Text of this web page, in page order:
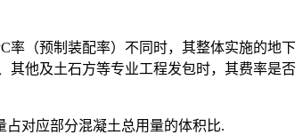
率（预制装配率）不同时，其整体实施的地下
其他及土石方等专业工程发包时，其费率是否
对应部分混凝土总用量的体积比.